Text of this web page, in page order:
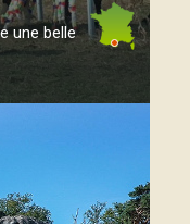
une belle